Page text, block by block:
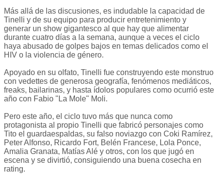
Más allá de las discusiones, es indudable la capacidad de
Tinelli y de su equipo para producir entretenimiento y
generar un show gigantesco al que hay que alimentar
durante cuatro días a la semana, aunque a veces el ciclo
haya abusado de golpes bajos en temas delicados como el
HIV o la violencia de género.
Apoyado en su olfato, Tinelli fue construyendo este monstruo
con vedettes de generosa geografía, fenómenos mediáticos,
freaks, bailarinas, y hasta ídolos populares como ocurrió este
año con Fabio "La Mole" Moli.
Pero este año, el ciclo tuvo más que nunca como
protagonista al propio Tinelli que fabricó personajes como
Tito el guardaespaldas, su falso noviazgo con Coki Ramírez,
Peter Alfonso, Ricardo Fort, Belén Francese, Lola Ponce,
Amalia Granata, Matías Alé y otros, con los que jugó en
escena y se divirtió, consiguiendo una buena cosecha en
rating.